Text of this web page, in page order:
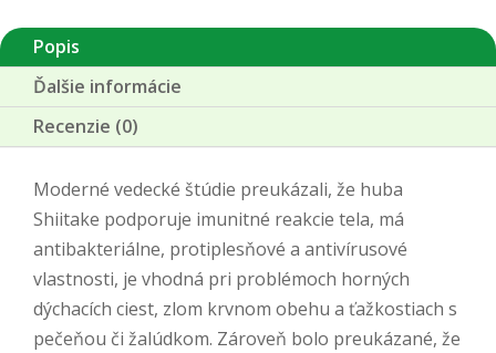
Popis
Ďalšie informácie
Recenzie (0)
Moderné vedecké štúdie preukázali, že huba
Shiitake podporuje imunitné reakcie tela, má
antibakteriálne, protiplesňové a antivírusové
vlastnosti, je vhodná pri problémoch horných
dýchacích ciest, zlom krvnom obehu a ťažkostiach s
pečeňou či žalúdkom. Zároveň bolo preukázané, že